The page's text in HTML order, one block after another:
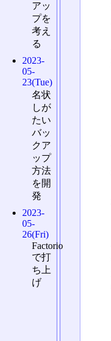
アッ
プを
考え
る
2023-
05-
23(Tue)
名状
しが
たい
バッ
クア
ップ
方法
を開
発
2023-
05-
26(Fri)
Factorio
で打
ち上
げ